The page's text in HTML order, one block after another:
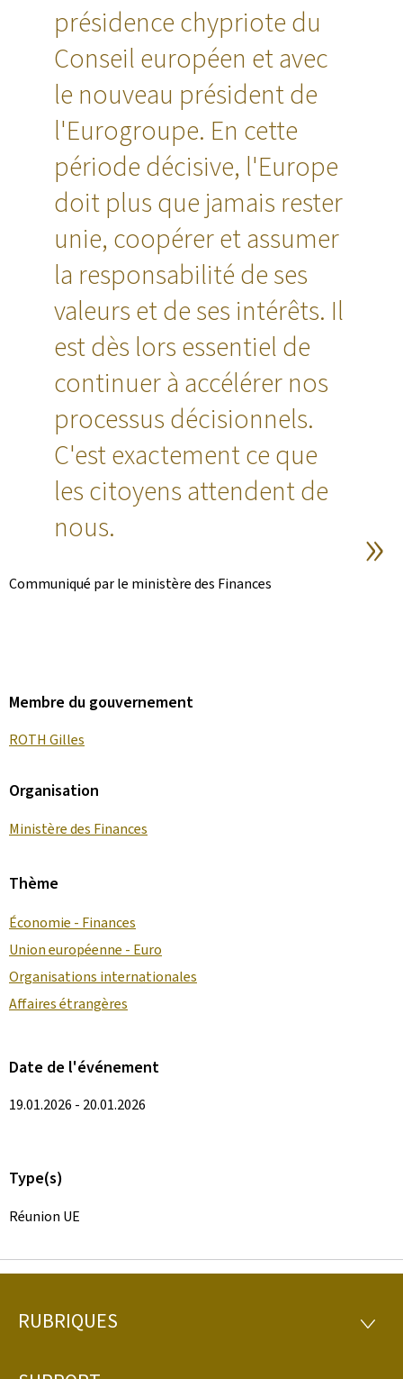
présidence chypriote du
Conseil européen et avec
le nouveau président de
l'Eurogroupe. En cette
période décisive, l'Europe
doit plus que jamais rester
unie, coopérer et assumer
la responsabilité de ses
valeurs et de ses intérêts. Il
est dès lors essentiel de
continuer à accélérer nos
processus décisionnels.
C'est exactement ce que
les citoyens attendent de
nous.
Communiqué par le ministère des Finances
Membre du gouvernement
ROTH Gilles
Organisation
Ministère des Finances
Thème
Économie - Finances
Union européenne - Euro
Organisations internationales
Affaires étrangères
Date de l'événement
19.01.2026 - 20.01.2026
Type(s)
Réunion UE
Pied
RUBRIQUES